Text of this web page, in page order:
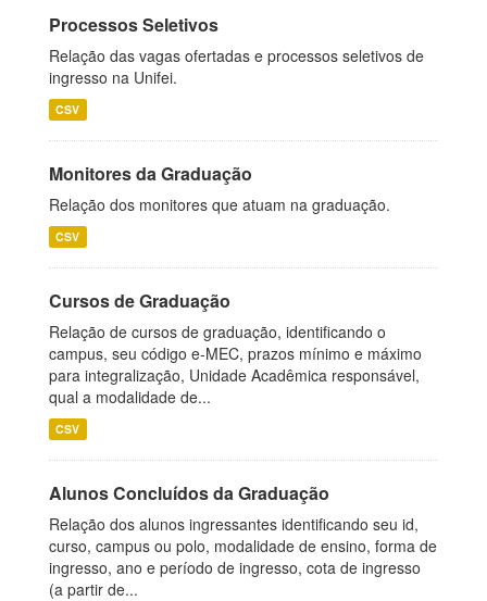
Processos Seletivos
Relação das vagas ofertadas e processos seletivos de
ingresso na Unifei.
CSV
Monitores da Graduação
Relação dos monitores que atuam na graduação.
CSV
Cursos de Graduação
Relação de cursos de graduação, identificando o
campus, seu código e-MEC, prazos mínimo e máximo
para integralização, Unidade Acadêmica responsável,
qual a modalidade de...
CSV
Alunos Concluídos da Graduação
Relação dos alunos ingressantes identificando seu id,
curso, campus ou polo, modalidade de ensino, forma de
ingresso, ano e período de ingresso, cota de ingresso
(a partir de...